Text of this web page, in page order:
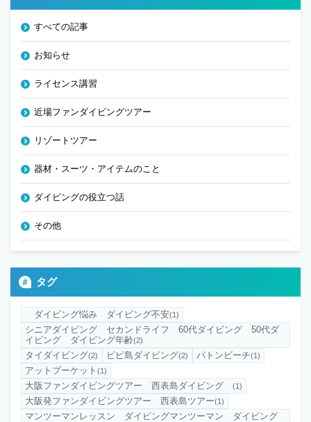
すべての記事
お知らせ
ライセンス講習
近場ファンダイビングツアー
リゾートツアー
器材・スーツ・アイテムのこと
ダイビングの役立つ話
その他
タグ
ダイビング悩み ダイビング不安(1)
シニアダイビング セカンドライフ 60代ダイビング 50代ダ
イビング ダイビング年齢(2)
タイダイビング(2) ピピ島ダイビング(2) パトンビーチ(1)
アットプーケット (1)
大阪ファンダイビングツアー 西表島ダイビング (1)
大阪発ファンダイビングツアー 西表島ツアー(1)
マンツーマンレッスン ダイビングマンツーマン ダイビング